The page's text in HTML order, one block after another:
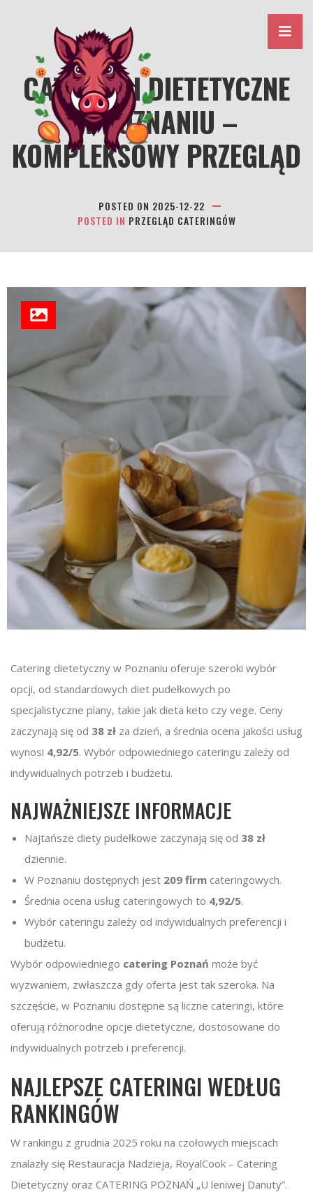
CATERINGI DIETETYCZNE
W POZNANIU –
KOMPLEKSOWY PRZEGLĄD
POSTED ON 2025-12-22
POSTED IN PRZEGLĄD CATERINGÓW
Catering dietetyczny w Poznaniu oferuje szeroki wybór
opcji, od standardowych diet pudełkowych po
specjalistyczne plany, takie jak dieta keto czy vege. Ceny
zaczynają się od 38 zł za dzień, a średnia ocena jakości usług
wynosi 4,92/5. Wybór odpowiedniego cateringu zależy od
indywidualnych potrzeb i budżetu.
NAJWAŻNIEJSZE INFORMACJE
Najtańsze diety pudełkowe zaczynają się od 38 zł
dziennie.
W Poznaniu dostępnych jest 209 firm cateringowych.
Średnia ocena usług cateringowych to 4,92/5.
Wybór cateringu zależy od indywidualnych preferencji i
budżetu.
Wybór odpowiedniego catering Poznań może być
wyzwaniem, zwłaszcza gdy oferta jest tak szeroka. Na
szczęście, w Poznaniu dostępne są liczne cateringi, które
oferują różnorodne opcje dietetyczne, dostosowane do
indywidualnych potrzeb i preferencji.
NAJLEPSZE CATERINGI WEDŁUG
RANKINGÓW
W rankingu z grudnia 2025 roku na czołowych miejscach
znalazły się Restauracja Nadzieja, RoyalCook – Catering
Dietetyczny oraz CATERING POZNAŃ „U leniwej Danuty”.